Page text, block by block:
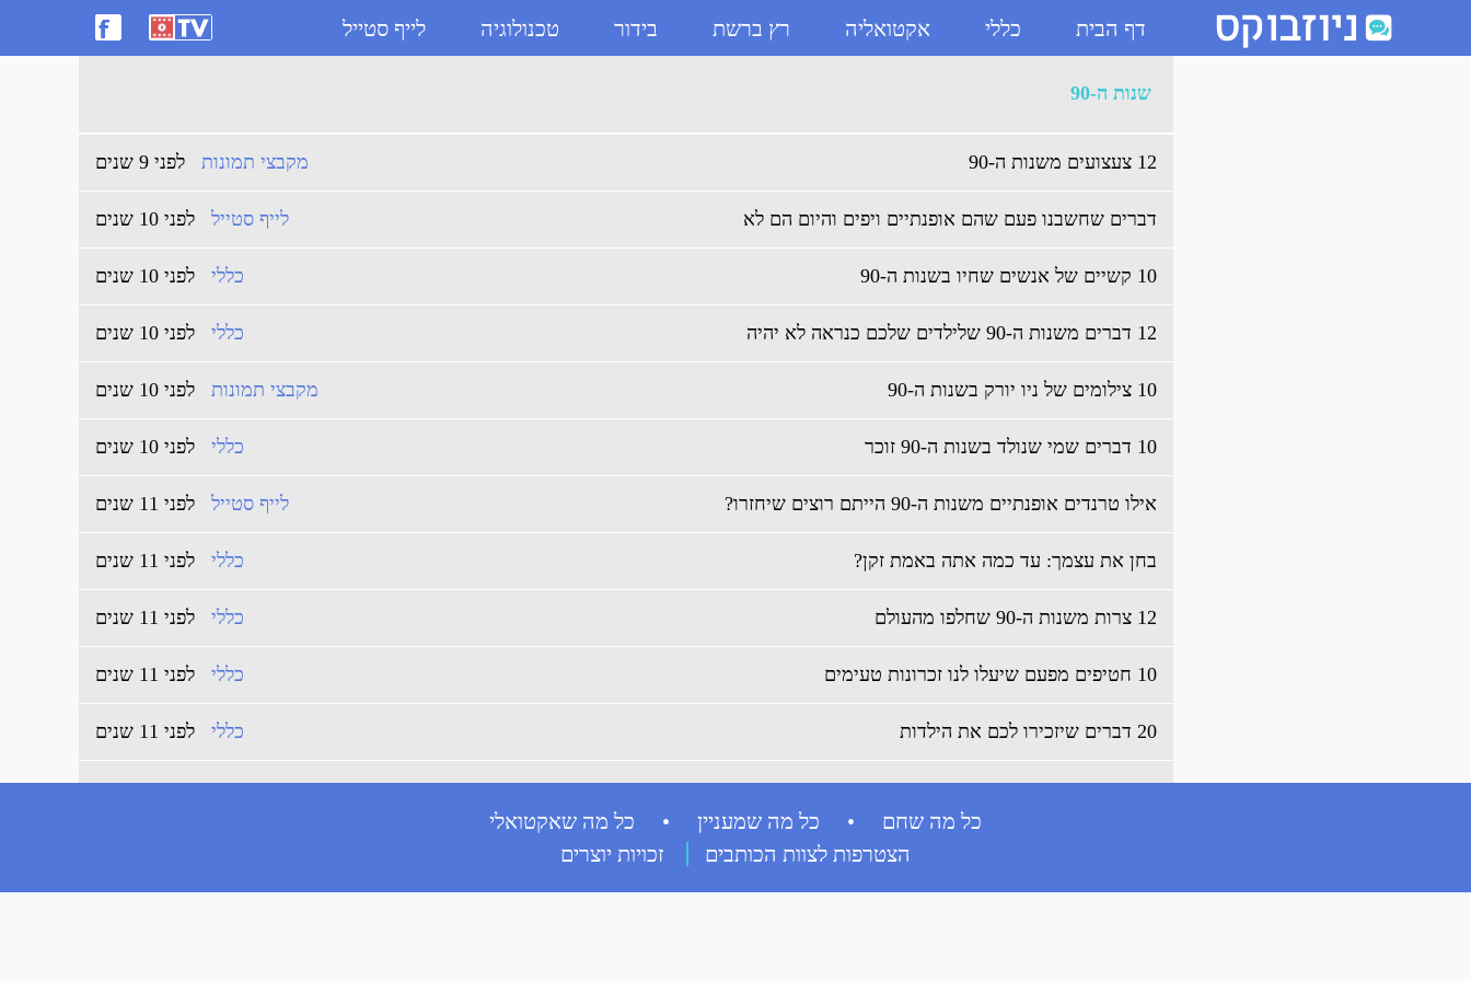
דף הבית כללי אקטואליה רץ ברשת בידור טכנולוגיה לייף סטייל ארכיון שנות ה-90 - ניוזבוקס
שנות ה-90
12 צעצועים משנות ה-90 לפני 9 שנים מקבצי תמונות
דברים שחשבנו פעם שהם אופנתיים ויפים והיום הם לא לפני 10 שנים לייף סטייל
10 קשיים של אנשים שחיו בשנות ה-90 לפני 10 שנים כללי
12 דברים משנות ה-90 שלילדים שלכם כנראה לא יהיה לפני 10 שנים כללי
10 צילומים של ניו יורק בשנות ה-90 לפני 10 שנים מקבצי תמונות
10 דברים שמי שנולד בשנות ה-90 זוכר לפני 10 שנים כללי
אילו טרנדים אופנתיים משנות ה-90 הייתם רוצים שיחזרו? לפני 11 שנים לייף סטייל
בחן את עצמך: עד כמה אתה באמת זקן? לפני 11 שנים כללי
12 צרות משנות ה-90 שחלפו מהעולם לפני 11 שנים כללי
10 חטיפים מפעם שיעלו לנו זכרונות טעימים לפני 11 שנים כללי
20 דברים שיזכירו לכם את הילדות לפני 11 שנים כללי
כל מה שחם • כל מה שמעניין • כל מה שאקטואלי
הצטרפות לצוות הכותבים
זכויות יוצרים